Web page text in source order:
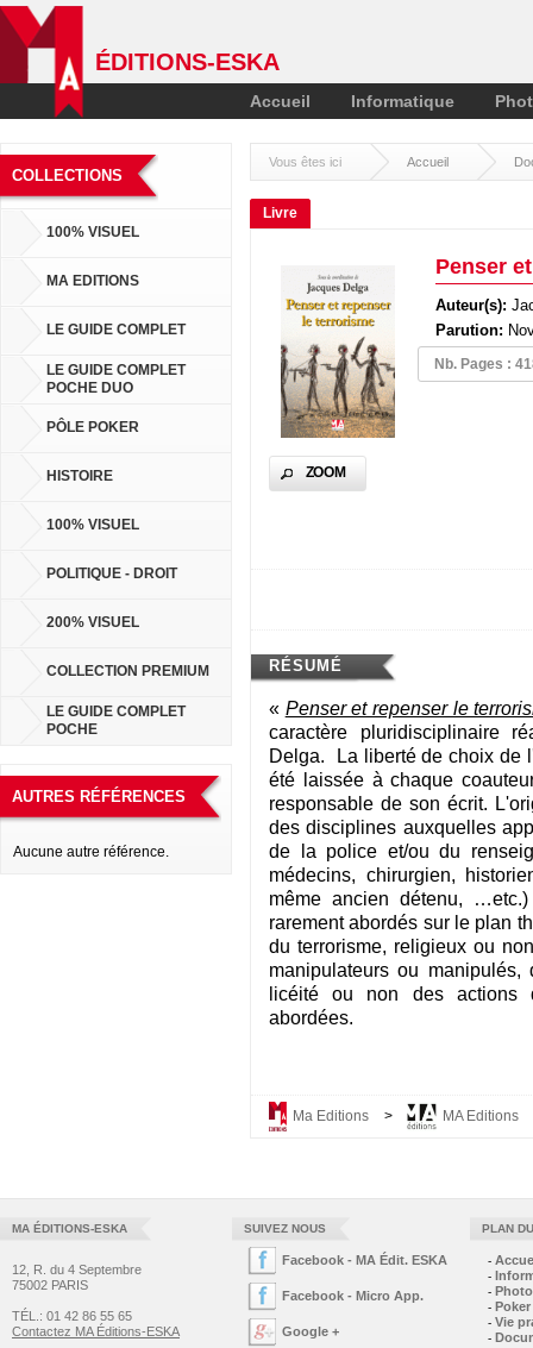
ÉDITIONS-ESKA
Accueil Informatique
COLLECTIONS
100% VISUEL
MA EDITIONS
LE GUIDE COMPLET
LE GUIDE COMPLET
POCHE DUO
PÔLE POKER
HISTOIRE
100% VISUEL
POLITIQUE - DROIT
200% VISUEL
COLLECTION PREMIUM
LE GUIDE COMPLET
POCHE
AUTRES RÉFÉRENCES
Aucune autre référence.
Vous êtes ici Accueil
Livre
ZOOM
Penser
Auteur(s):
Parution:
Nb. Pages :
RÉSUMÉ
« Penser et repenser le
caractère pluridisciplinaire
Delga. La liberté de choix de
été laissée à chaque
responsable de son écrit.
des disciplines auxquelles
de la police et/ou du
médecins, chirurgien,
même ancien détenu,
rarement abordés sur le plan
du terrorisme, religieux ou
manipulateurs ou manipulés,
licéité ou non des actions
abordées.
Ma Editions > MA Editions
MA ÉDITIONS-ESKA
12, R. du 4 Septembre
75002 PARIS
TÉL.: 01 42 86 55 65
Contactez MA Éditions-ESKA
SUIVEZ NOUS
Facebook - MA Édit. ESKA
Facebook - Micro App.
Google +
PLAN
-
-
-
- Poker
- Vie
-